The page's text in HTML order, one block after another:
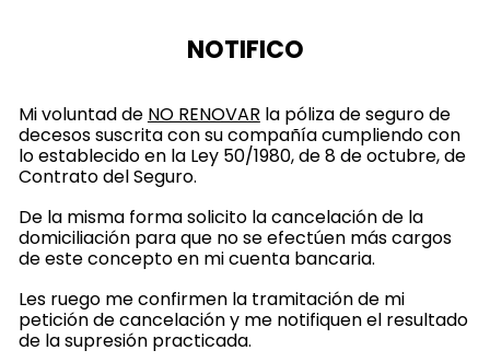
NOTIFICO
Mi voluntad de NO RENOVAR la póliza de seguro de
decesos suscrita con su compañía cumpliendo con
lo establecido en la Ley 50/1980, de 8 de octubre, de
Contrato del Seguro.
De la misma forma solicito la cancelación de la
domiciliación para que no se efectúen más cargos
de este concepto en mi cuenta bancaria.
Les ruego me confirmen la tramitación de mi
petición de cancelación y me notifiquen el resultado
de la supresión practicada.